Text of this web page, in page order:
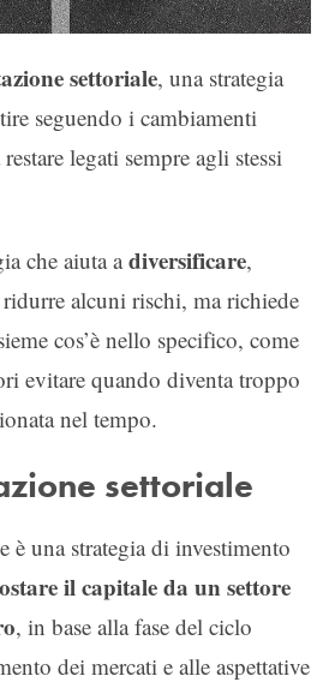
settoriale, una strategia
seguendo i cambiamenti
legati sempre agli stessi
che aiuta adiversificare,
alcuni rischi, ma richiede
cos’è nello specifico, come
evitare quando diventa troppo
nel tempo.
settoriale
è una strategia di investimento
il capitale da un settore
, in base alla fase del ciclo
dei mercati e alle aspettative